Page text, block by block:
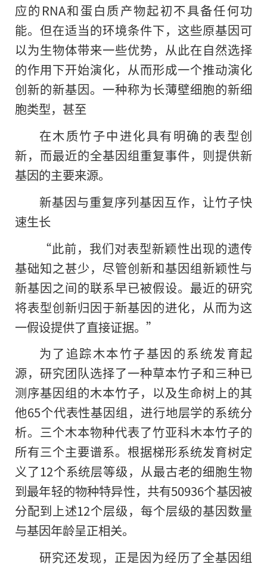
应的RNA和蛋白质产物起初不具备任何功
能。但在适当的环境条件下，这些原基因可
以为生物体带来一些优势，从此在自然选择
的作用下开始演化，从而形成一个推动演化
创新的新基因。一种称为长薄壁细胞的新细
胞类型，甚至
在木质竹子中进化具有明确的表型创
新，而最近的全基因组重复事件，则提供新
基因的主要来源。
新基因与重复序列基因互作，让竹子快
速生长
“此前，我们对表型新颖性出现的遗传
基础知之甚少，尽管创新和基因组新颖性与
新基因之间的联系早已被假设。最近的研究
将表型创新归因于新基因的进化，从而为这
一假设提供了直接证据。”
为了追踪木本竹子基因的系统发育起
源，研究团队选择了一种草本竹子和三种已
测序基因组的木本竹子，以及生命树上的其
他65个代表性基因组，进行地层学的系统分
析。三个木本物种代表了竹亚科木本竹子的
所有三个主要谱系。根据梯形系统发育树定
义了12个系统层等级，从最古老的细胞生物
到最年轻的物种特异性，共有50936个基因被
分配到上述12个层级，每个层级的基因数量
与基因年龄呈正相关。
研究还发现，正是因为经历了全基因组